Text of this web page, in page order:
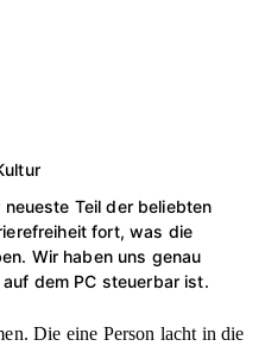
Teil der beliebten
fort, was die
Wir haben uns genau
dem PC steuerbar ist.